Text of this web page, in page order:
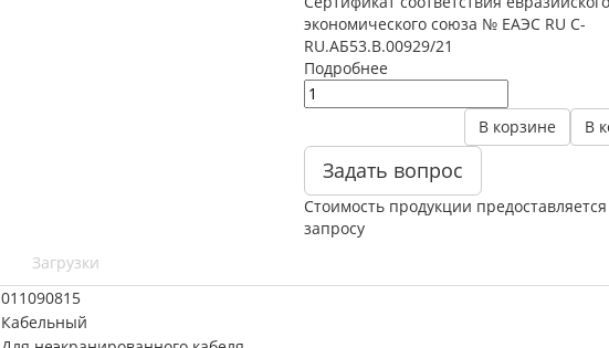
экономического союза № ЕАЭС RU C-
RU.АБ53.В.00929/21
Подробнее
В
В корзине
Задать вопрос
Стоимость продукции
запросу
Загрузки
011090815
Кабельный